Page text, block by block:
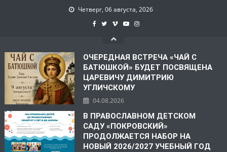
Четверг, 06 августа, 2026
ОЧЕРЕДНАЯ ВСТРЕЧА «ЧАЙ С
БАТЮШКОЙ» БУДЕТ ПОСВЯЩЕНА
ЦАРЕВИЧУ ДИМИТРИЮ
УГЛИЧСКОМУ
04.08.2026
В ПРАВОСЛАВНОМ ДЕТСКОМ
САДУ «ПОКРОВСКИЙ»
ПРОДОЛЖАЕТСЯ НАБОР НА
НОВЫЙ 2026/2027 УЧЕБНЫЙ ГОД